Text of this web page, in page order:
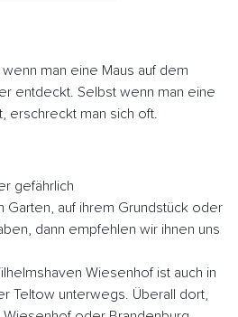
man eine Maus auf dem
entdeckt. Selbst wenn man eine
erschreckt man sich oft.
gefährlich
Garten, auf ihrem Grundstück oder
dann empfehlen wir ihnen uns
Wiesenhof ist auch in
Teltow unterwegs. Überall dort,